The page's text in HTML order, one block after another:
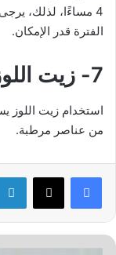
4 مساءًا، لذلك،
الفترة قدر الإمكان.
7- زيت اللوز للبشرة
استخدام زيت اللوز
من عناصر مرطبة.
فيسبوك